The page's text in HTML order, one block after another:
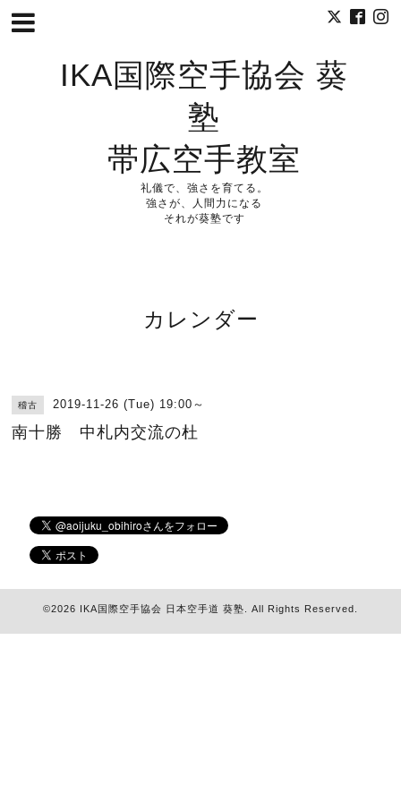
IKA国際空手協会 葵
塾
帯広空手教室
礼儀で、強さを育てる。
強さが、人間力になる
それが葵塾です
カレンダー
稽古 2019-11-26 (Tue) 19:00～
南十勝 中札内交流の杜
©2026 IKA国際空手協会 日本空手道 葵塾 . All Rights Reserved.